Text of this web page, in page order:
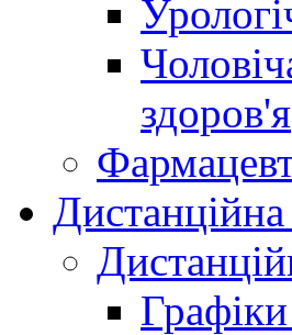
здоров'я
Дистанційна